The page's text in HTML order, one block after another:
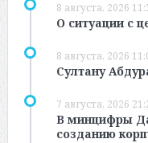
8 августа, 2026
О ситуации с
8 августа, 2026
Султану
7 августа, 2026
В минцифры
созданию